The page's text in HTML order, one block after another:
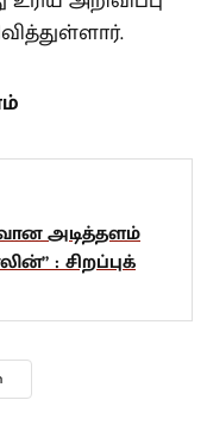
அடித்தளம்
: சிறப்புக்